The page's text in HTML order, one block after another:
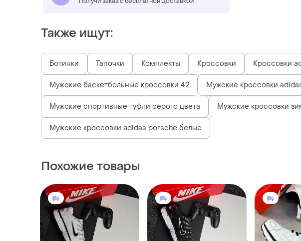
Также ищут:
Ботинки Тапочки Комплекты Кроссовки Кроссовки
Мужские баскетбольные кроссовки 42 Мужские кроссовки
Мужские спортивные туфли серого цвета Мужские кроссовки
Мужские кроссовки adidas porsche белые
Похожие товары